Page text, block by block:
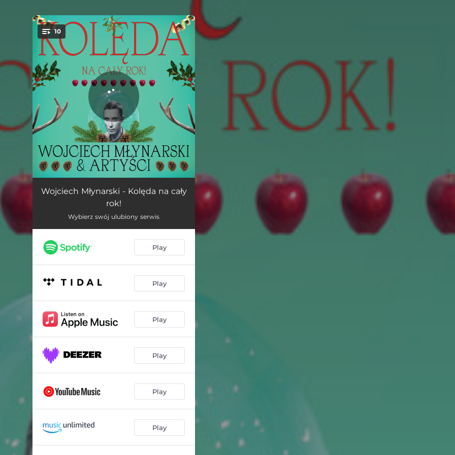
You're all set!
10
Samotnie kolędować źle 01:59
Kolęda nowoprojektowana
Wiersz na Boże Narodzenie 03:01
Kolęda o miłowaniu moim
Kolęda wołka z osłem 01:30
Kolęda na cały rok 02:29
Kolęda wędrujących 02:07
Szara kolęda 03:14
Wojciech Młynarski - Kolęda na cały
rok!
Wybierz swój ulubiony serwis
Play
Play
Play
Play
Play
Play